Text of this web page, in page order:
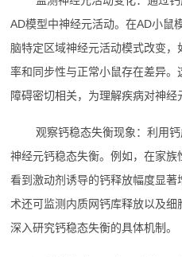
AD模型中神经元活动。在AD小鼠
脑特定区域神经元活动模式改变
率和同步性与正常小鼠存在差异
障碍密切相关，为理解疾病对神经
观察钙稳态失衡现象：利用
神经元钙稳态失衡。例如，在家
看到激动剂诱导的钙释放幅度显
术还可监测内质网钙库释放以及
深入研究钙稳态失衡的具体机制。